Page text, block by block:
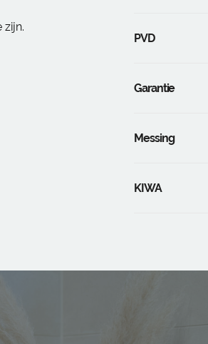
zijn.
PVD
Garantie
Messing
KIWA